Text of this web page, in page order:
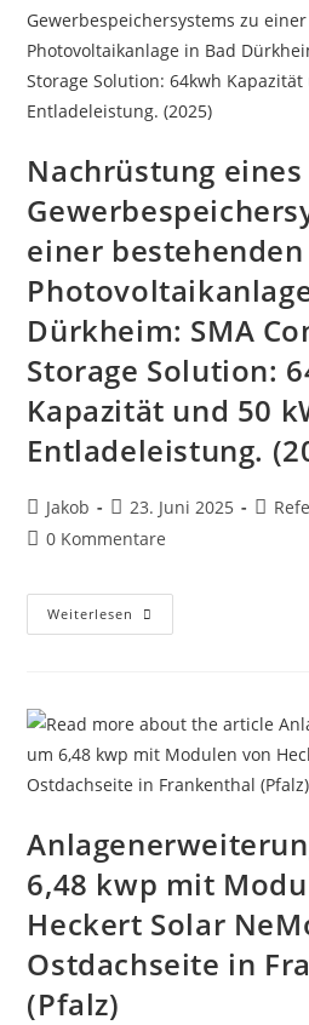
Nachrüstung eines
einer bestehenden
Dürkheim: SMA
Storage Solution:
Kapazität und 50
Entladeleistung.
Beitrags-
Autor:
Jakob
Beitrag
veröffentlicht:
23. Juni 2025
Beitrags-
0 Kommentare
Weiterlesen Nachrüstung
Eines
Photovoltaikanlage
In
Bad
Dürkheim:
SMA
64kwh
Und
50
KW
Be-
Und
Entladeleistung.
6,48 kwp mit
Heckert Solar
Ostdachseite in
(Pfalz)